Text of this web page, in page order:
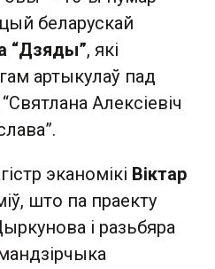
беларускай
“Дзяды”, які
артыкулаў пад
Алексіевіч
эканомікі Віктар
што па праекту
і разьбяра